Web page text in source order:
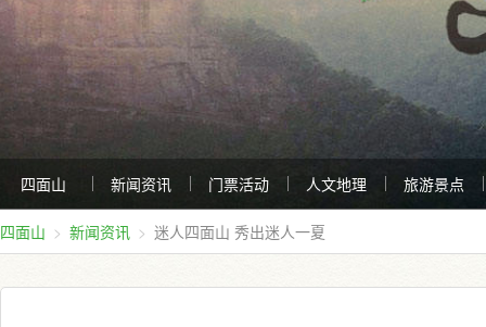
四面山 新闻资讯 门票活动 人文地理 旅游景点
四面山 新闻资讯 迷人四面山 秀出迷人一夏